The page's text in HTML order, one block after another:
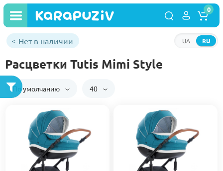
RU
UA
0
Нет в наличии
Расцветки Tutis Mimi Style
По умолчанию 40